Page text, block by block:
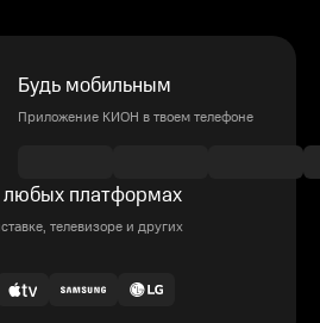
Будь мобильным
Приложение КИОН в твоем телефоне
любых платформах
телевизоре и других